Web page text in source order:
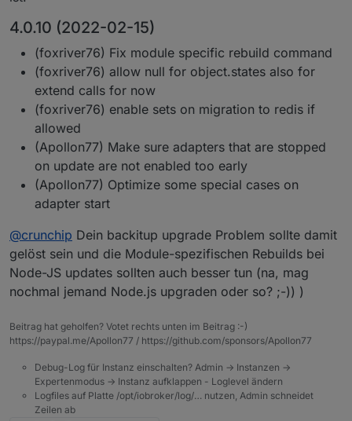
4.0.10 (2022-02-15)
(foxriver76) Fix module specific rebuild command
(foxriver76) allow null for object.states also for
extend calls for now
(foxriver76) enable sets on migration to redis if
allowed
(Apollon77) Make sure adapters that are stopped
on update are not enabled too early
(Apollon77) Optimize some special cases on
adapter start
@crunchip Dein backitup upgrade Problem sollte damit
gelöst sein und die Module-spezifischen Rebuilds bei
Node-JS updates sollten auch besser tun (na, mag
nochmal jemand Node.js upgraden oder so? ;-)) )
Beitrag hat geholfen? Votet rechts unten im Beitrag :-)
https://paypal.me/Apollon77 / https://github.com/sponsors/Apollon77
Debug-Log für Instanz einschalten? Admin -> Instanzen ->
Expertenmodus -> Instanz aufklappen - Loglevel ändern
Logfiles auf Platte /opt/iobroker/log/… nutzen, Admin schneidet
Zeilen ab